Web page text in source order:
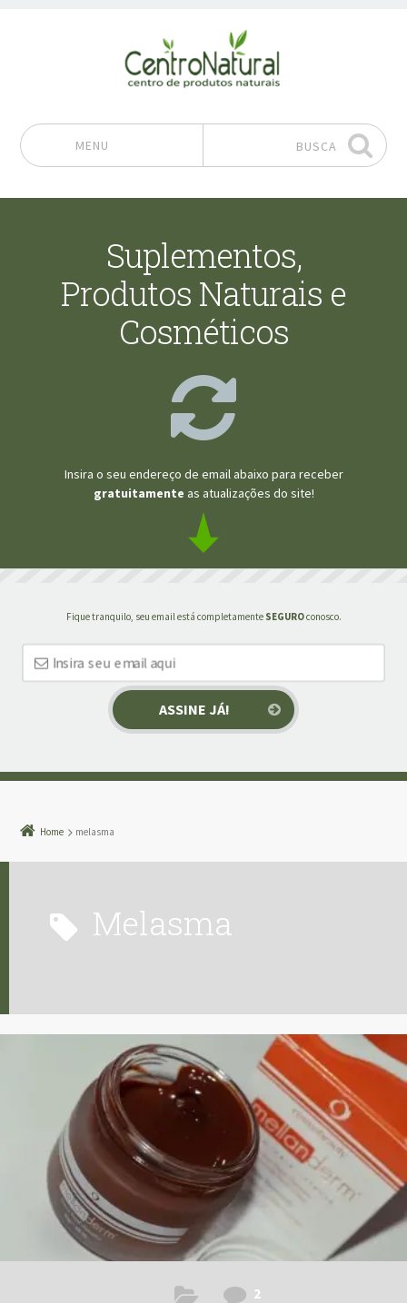
MENU BUSCA
Suplementos,
Produtos Naturais e
Cosméticos
Insira o seu endereço de email abaixo para receber
gratuitamente as atualizações do site!
Fique tranquilo, seu email está completamente SEGUROconosco.
Home melasma
melasma
2